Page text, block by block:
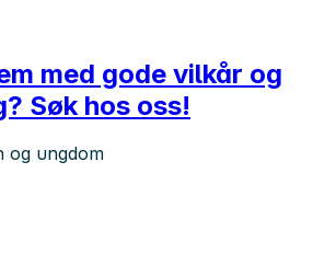
med gode vilkår og
Søk hos oss!
og ungdom